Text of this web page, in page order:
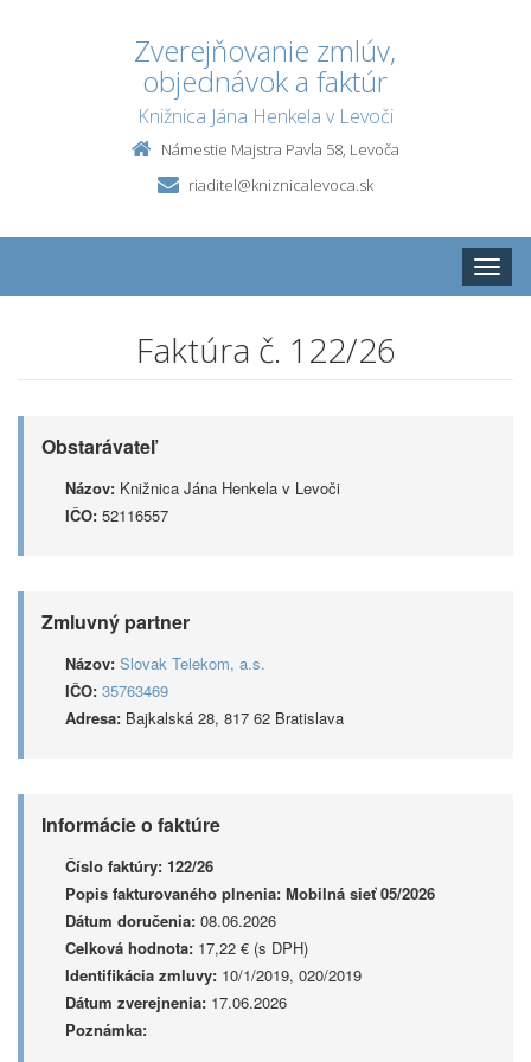
Zverejňovanie zmlúv,
objednávok a faktúr
Knižnica Jána Henkela v Levoči
Námestie Majstra Pavla 58, Levoča
riaditel@kniznicalevoca.sk
Toggle
Faktúra č. 122/26
Obstarávateľ
Názov: Knižnica Jána Henkela v Levoči
IČO: 52116557
Zmluvný partner
Názov: Slovak Telekom, a.s.
IČO: 35763469
Adresa: Bajkalská 28, 817 62 Bratislava
Informácie o faktúre
Číslo faktúry: 122/26
Popis fakturovaného plnenia: Mobilná sieť 05/2026
Dátum doručenia: 08.06.2026
Celková hodnota: 17,22 € (s DPH)
Identifikácia zmluvy: 10/1/2019, 020/2019
Dátum zverejnenia: 17.06.2026
Poznámka: